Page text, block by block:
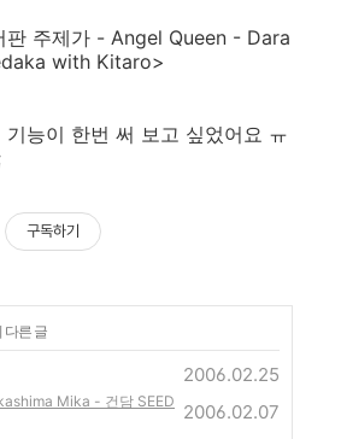
판 주제가 - Angel Queen - Dara
with Kitaro>
기능이 한번 써 보고 싶었어요 ㅠ
구독하기
다른 글
2006.02.25
Mika - 건담 SEED 2006.02.07